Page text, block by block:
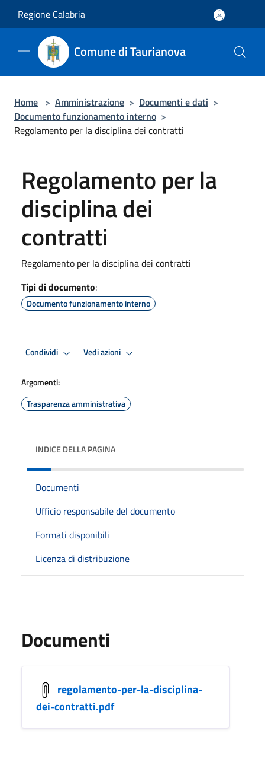
Regione Calabria
Comune di Taurianova
Home > Amministrazione > Documenti e dati >
Documento funzionamento interno >
Regolamento per la disciplina dei contratti
Regolamento per la
disciplina dei
contratti
Regolamento per la disciplina dei contratti
Tipi di documento:
Documento funzionamento interno
Condividi Vedi azioni
Argomenti:
Trasparenza amministrativa
INDICE DELLA PAGINA
Documenti
Ufficio responsabile del documento
Formati disponibili
Licenza di distribuzione
Documenti
regolamento-per-la-disciplina-
dei-contratti.pdf